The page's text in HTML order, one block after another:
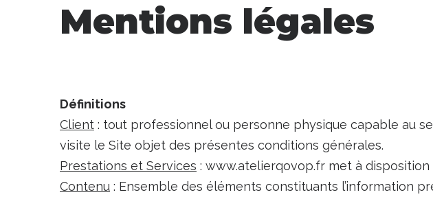
Mentions légales
Définitions
Client : tout professionnel ou personne physique capable au
visite le Site objet des présentes conditions générales.
Prestations et Services : www.atelierqovop.fr met à disposition
Contenu : Ensemble des éléments constituants l’information